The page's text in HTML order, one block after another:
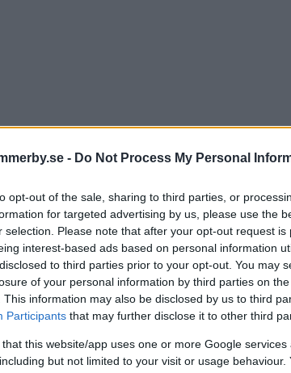
- Do Not Process My Personal
opt-out of the sale, sharing to third parties, or
for targeted advertising by us, please use the
selection. Please note that after your opt-out request is
interest-based ads based on personal information
to third parties prior to your opt-out. You may
of your personal information by third parties on the
This information may also be disclosed by us to third
Participants that may further disclose it to other third
that this website/app uses one or more Google
but not limited to your visit or usage behaviour.
om
mer taggade att
01 juni 2026 16.07